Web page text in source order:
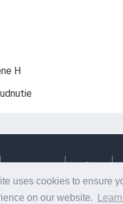
uses cookies to ensure
on our website.
H